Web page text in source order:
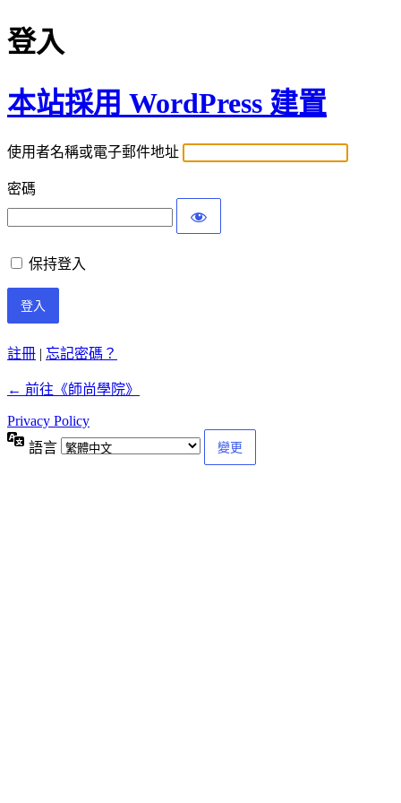
登入
本站採用 WordPress 建置
使用者名稱或電子郵件地址
密碼
保持登入
註冊 | 忘記密碼？
← 前往《師尚學院》
Privacy Policy
語言